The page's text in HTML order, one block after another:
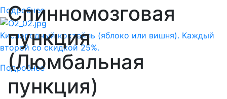
Подробнее
Кислородный коктейль (яблоко или вишня). Каждый
второй со скидкой 25%.
Подробнее
Спинномозговая
пункция
(Люмбальная
пункция)